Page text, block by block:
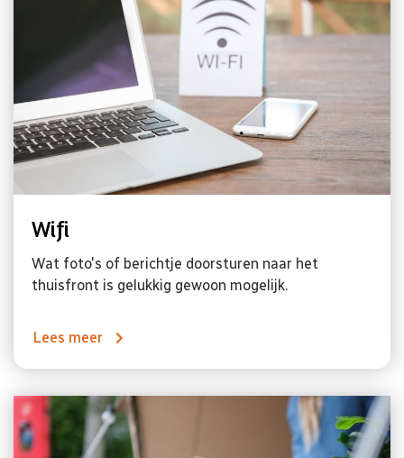
Wifi
Wat foto's of berichtje doorsturen naar het
thuisfront is gelukkig gewoon mogelijk.
Lees meer